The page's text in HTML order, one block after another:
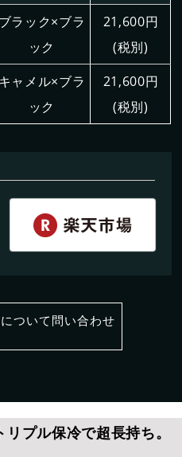
ブラック×ブラ
ック
21,600円
(税別)
キャメル×ブラ
ック
21,600円
(税別)
ついて問い合わせ
プル保冷で超長持ち。